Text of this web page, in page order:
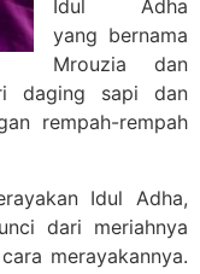
Idul Adha
yang bernama
Mrouzia dan
daging sapi dan
rempah-rempah
Idul Adha,
dari meriahnya
merayakannya.